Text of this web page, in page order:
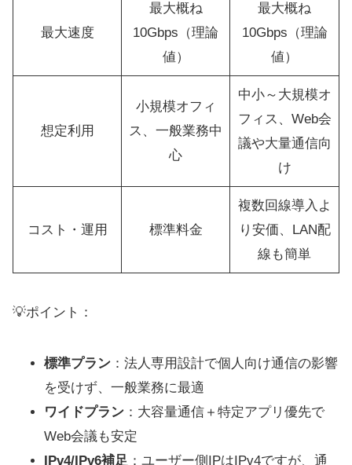
最大速度
最大概ね
10Gbps（理論
値）
最大概ね
10Gbps（理論
値）
想定利用
小規模オフィ
ス、一般業務中
心
中小～大規模オ
フィス、Web会
議や大量通信向
け
コスト・運用 標準料金
複数回線導入よ
り安価、LAN配
線も簡単
💡ポイント：
標準プラン ：法人専用設計で個人向け通信の影響
を受けず、一般業務に最適
ワイドプラン ：大容量通信＋特定アプリ優先で
Web会議も安定
IPv4/IPv6補足 ：ユーザー側IPはIPv4ですが、通